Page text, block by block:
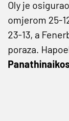
Oly je
omjerom 25-
23-13, a
poraza.